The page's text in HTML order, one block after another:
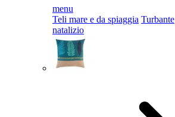
menu
Teli mare e da spiaggia Turbante
natalizio